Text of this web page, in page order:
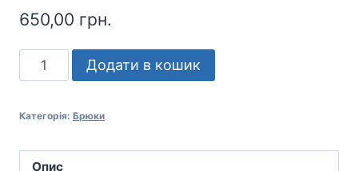
650,00 грн.
Брюки
”Morgan”
Додати в кошик
Категорія: Брюки
Опис